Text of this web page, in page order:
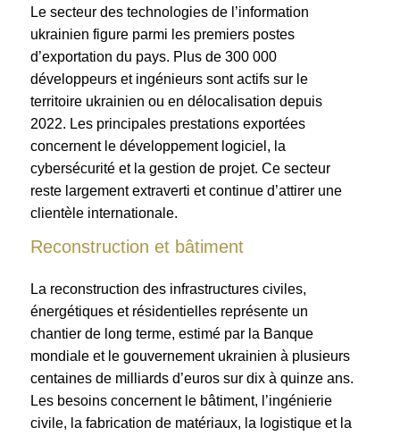
Le secteur des technologies de l’information
ukrainien figure parmi les premiers postes
d’exportation du pays. Plus de 300 000
développeurs et ingénieurs sont actifs sur le
territoire ukrainien ou en délocalisation depuis
2022. Les principales prestations exportées
concernent le développement logiciel, la
cybersécurité et la gestion de projet. Ce secteur
reste largement extraverti et continue d’attirer une
clientèle internationale.
Reconstruction et bâtiment
La reconstruction des infrastructures civiles,
énergétiques et résidentielles représente un
chantier de long terme, estimé par la Banque
mondiale et le gouvernement ukrainien à plusieurs
centaines de milliards d’euros sur dix à quinze ans.
Les besoins concernent le bâtiment, l’ingénierie
civile, la fabrication de matériaux, la logistique et la